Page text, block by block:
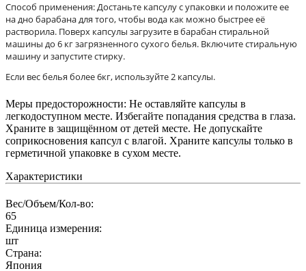
Способ применения: Достаньте капсулу с упаковки и положите ее
на дно барабана для того, чтобы вода как можно быстрее её
растворила. Поверх капсулы загрузите в барабан стиральной
машины до 6 кг загрязненного сухого белья. Включите стиральную
машину и запустите стирку.
Если вес белья более 6кг, используйте 2 капсулы.
Меры предосторожности: Не оставляйте капсулы в
легкодоступном месте. Избегайте попадания средства в глаза.
Храните в защищённом от детей месте. Не допускайте
соприкосновения капсул с влагой. Храните капсулы только в
герметичной упаковке в сухом месте.
Характеристики
Вес/Объем/Кол-во:
65
Единица измерения:
шт
Страна:
Япония